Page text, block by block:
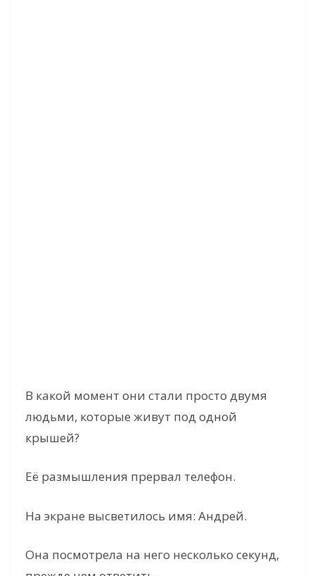
В какой момент они стали просто двумя
людьми, которые живут под одной
крышей?
Её размышления прервал телефон.
На экране высветилось имя: Андрей.
Она посмотрела на него несколько секунд,